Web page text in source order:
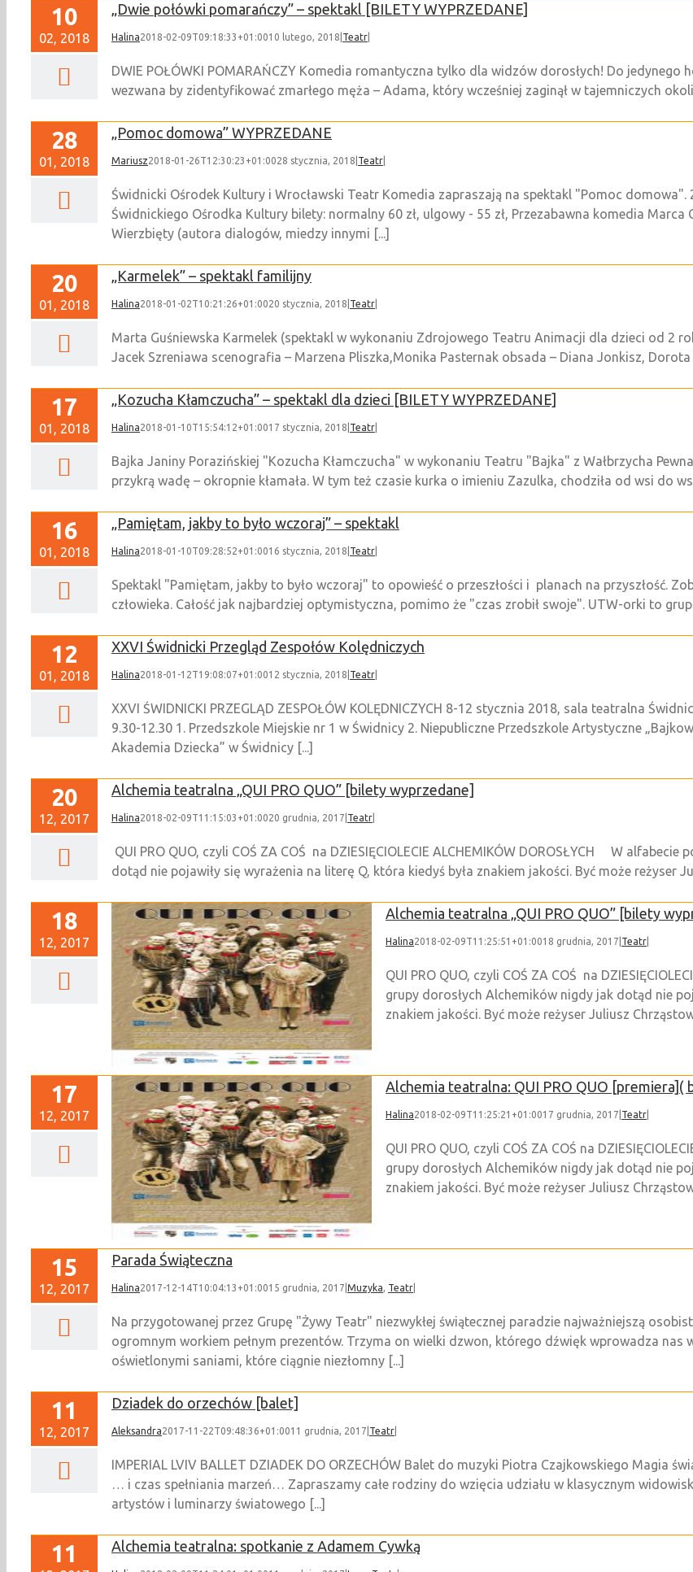
10
02, 2018
„Dwie połówki pomarańczy” – spektakl [BILETY WYPRZEDANE]
Halina2018-02-09T09:18:33+01:0010 lutego, 2018 Teatr
DWIE POŁÓWKI POMARAŃCZY Komedia romantyczna tylko dla widzów dorosłych! Do jedynego
wezwana by zidentyfikować zmarłego męża – Adama, który wcześniej zaginął w tajemniczych
28
01, 2018
„Pomoc domowa” WYPRZEDANE
Mariusz2018-01-26T12:30:23+01:0028 stycznia, 2018 Teatr
Świdnicki Ośrodek Kultury i Wrocławski Teatr Komedia zapraszają na spektakl "Pomoc
Świdnickiego Ośrodka Kultury bilety: normalny 60 zł, ulgowy - 55 zł, Przezabawna komedia
Wierzbięty (autora dialogów, miedzy innymi [...]
20
01, 2018
„Karmelek” – spektakl familijny
Halina2018-01-02T10:21:26+01:0020 stycznia, 2018 Teatr
Marta Guśniewska Karmelek (spektakl w wykonaniu Zdrojowego Teatru Animacji dla dzieci od 2
Jacek Szreniawa scenografia – Marzena Pliszka,Monika Pasternak obsada – Diana Jonkisz,
17
01, 2018
„Kozucha Kłamczucha” – spektakl dla dzieci [BILETY WYPRZEDANE]
Halina2018-01-10T15:54:12+01:0017 stycznia, 2018 Teatr
Bajka Janiny Porazińskiej "Kozucha Kłamczucha" w wykonaniu Teatru "Bajka" z Wałbrzycha
przykrą wadę – okropnie kłamała. W tym też czasie kurka o imieniu Zazulka, chodziła od wsi do
16
01, 2018
„Pamiętam, jakby to było wczoraj” – spektakl
Halina2018-01-10T09:28:52+01:0016 stycznia, 2018 Teatr
Spektakl "Pamiętam, jakby to było wczoraj" to opowieść o przeszłości i planach na przyszłość.
człowieka. Całość jak najbardziej optymistyczna, pomimo że "czas zrobił swoje". UTW-orki to
12
01, 2018
XXVI Świdnicki Przegląd Zespołów Kolędniczych
Halina2018-01-12T19:08:07+01:0012 stycznia, 2018 Teatr
XXVI ŚWIDNICKI PRZEGLĄD ZESPOŁÓW KOLĘDNICZYCH 8-12 stycznia 2018, sala teatralna
9.30-12.30 1. Przedszkole Miejskie nr 1 w Świdnicy 2. Niepubliczne Przedszkole Artystyczne
Akademia Dziecka” w Świdnicy [...]
20
12, 2017
Alchemia teatralna „QUI PRO QUO” [bilety wyprzedane]
Halina2018-02-09T11:15:03+01:0020 grudnia, 2017 Teatr
QUI PRO QUO, czyli COŚ ZA COŚ na DZIESIĘCIOLECIE ALCHEMIKÓW DOROSŁYCH W
dotąd nie pojawiły się wyrażenia na literę Q, która kiedyś była znakiem jakości. Być może reżyser
18
12, 2017
QUO” [bilety
Alchemia teatralna „QUI PRO QUO” [bilety
Halina2018-02-09T11:25:51+01:0018 grudnia, 2017 Teatr
QUI PRO QUO, czyli COŚ ZA COŚ na
grupy dorosłych Alchemików nigdy jak dotąd nie
znakiem jakości. Być może reżyser Juliusz
17
12, 2017
QUO [premiera](
Alchemia teatralna: QUI PRO QUO [premiera](
Halina2018-02-09T11:25:21+01:0017 grudnia, 2017 Teatr
QUI PRO QUO, czyli COŚ ZA COŚ na
grupy dorosłych Alchemików nigdy jak dotąd nie
znakiem jakości. Być może reżyser Juliusz
15
12, 2017
Parada Świąteczna
Halina2017-12-14T10:04:13+01:0015 grudnia, 2017 Muzyka, Teatr
Na przygotowanej przez Grupę "Żywy Teatr" niezwykłej świątecznej paradzie najważniejszą
ogromnym workiem pełnym prezentów. Trzyma on wielki dzwon, którego dźwięk wprowadza nas
oświetlonymi saniami, które ciągnie niezłomny [...]
11
12, 2017
Dziadek do orzechów [balet]
Aleksandra2017-11-22T09:48:36+01:0011 grudnia, 2017 Teatr
IMPERIAL LVIV BALLET DZIADEK DO ORZECHÓW Balet do muzyki Piotra Czajkowskiego Magia
… i czas spełniania marzeń… Zapraszamy całe rodziny do wzięcia udziału w klasycznym
artystów i luminarzy światowego [...]
11 Alchemia teatralna: spotkanie z Adamem Cywką